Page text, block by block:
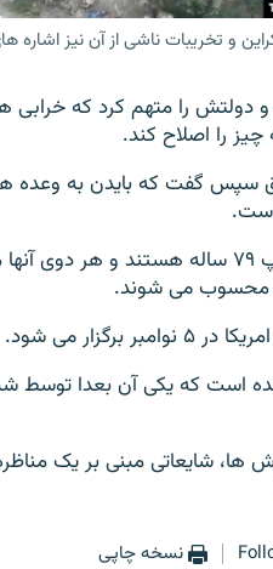
و تخریبات ناشی از آن نیز
دولتش را متهم کرد که خرابی
را اصلاح کند.
سپس گفت که بایدن به وعده
جو بایدن ۸۱ ساله و دونالد ترامپ ۷۹ ساله
محسوب می شوند.
است که یکی آن بعدا توسط
شایعاتی مبنی بر یک مناظره
نسخه چاپی